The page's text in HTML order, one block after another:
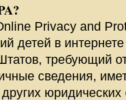
Privacy and
детей в
требующий
сведения,